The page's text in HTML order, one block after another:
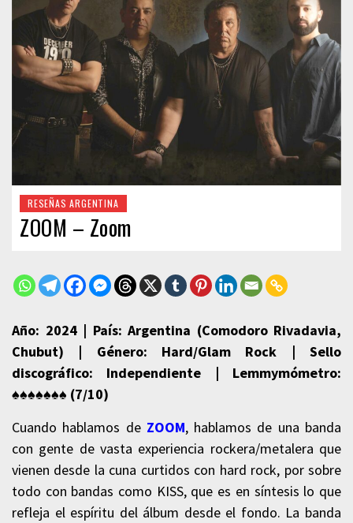
RESEÑAS ARGENTINA
ZOOM – Zoom
Año: 2024 | País: Argentina (Comodoro Rivadavia,
Chubut) | Género: Hard/Glam Rock | Sello
discográfico: Independiente | Lemmymómetro:
♠♠♠♠♠♠♠ (7/10)
Cuando hablamos de ZOOM, hablamos de una banda
con gente de vasta experiencia rockera/metalera que
vienen desde la cuna curtidos con hard rock, por sobre
todo con bandas como KISS, que es en síntesis lo que
refleja el espíritu del álbum desde el fondo. La banda